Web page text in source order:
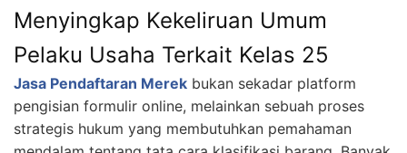
Menyingkap Kekeliruan Umum
Pelaku Usaha Terkait Kelas 25
Jasa Pendaftaran Merek bukan sekadar platform
pengisian formulir online, melainkan sebuah proses
strategis hukum yang membutuhkan pemahaman